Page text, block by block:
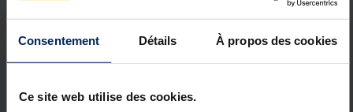
Consentement Détails À propos des cookies
Ce site web utilise des cookies.
Ses pieds 3 sections apportent de grandes longueur
tout en restant compact.
Ses buzz bar laissent le choix de 3 au 4 cannes en
fonction des besoins et des pêcheurs.Des atouts
lieux de pêche et qui recherche un Rod Pod qui